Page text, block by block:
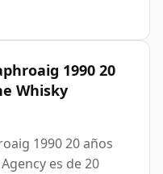
1990 20
Whisky
1990 20 años
es de 20